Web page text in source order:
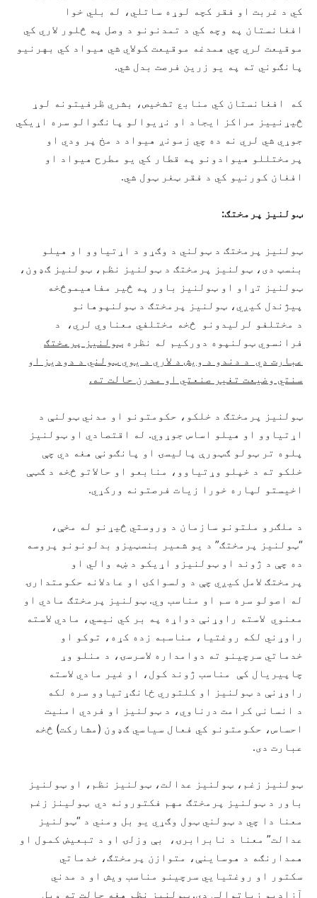
کي د غربت او فقر کچه لوړه ساتلي، له بلي خوا
افغانستان په وچه کي د تمدنونو د وصل په څلور لاري کي
موقیعت لري چي همدغه موقیعت کولاي شي هیواد کي بهرنیو
پانګوني ته په یو زرین فرصت بدل شي.
که افغانستان کي منابع تشخیص، بشري ظرفیتونه لوړ
څیړنییز مراکز ایجاد او نړیوالو پانګوالو سره اړیکي
جوړي شي لري نه ده چي زمونږ هیواد د مخ پر ودي او
پرمختللو هیوادونو په قطار کي یو مطرح هیواد او
افغان کورنیو کي د فقر ټغر ټول شي.
ټولنیز پرمختګ:
ټولنیز پرمختګ د ټولني د وګړو د اړتیاوو او هیلو
بنسټ دی، ټولنیز پرمختګ د ټولنیز نظم، ټولنیز ګډون،
ټولنیز تړاو او ټولنیز باور په څیر مفاهیموڅخه
پیژندل کیږي، ټولنیز پرمختګ د ټولنپوهانو
د مختلفو لرلیدونو څخه مختلفي معناوي لري، د
فرانسوي ټولنپوه دورکیم له نظره ټولنیز پرمختګ
عبارت دي د دندو د ویش د لاري د یوي ټولني د دودیز او
سنتي وضیعت تغیر صنعتي او مدرن حالت ته.
ټولنیز پرمختګ د خلکو، حکومتونو او مدني ټولنې د
اړتیاوو او هیلو اساس جوړوي. له اقتصادي او ټولنیز
پلوه تر ټولو ګټورې پالیسۍ او پانګونې هغه دي چې
خلکو ته د خپلو وړتیاوو، منابعو او حالاتو څخه د ګټې
اخیستو لپاره خورا زیات فرصتونه ورکړي.
د ملګرو ملتونو سازمان د وروستي څیړنو له مخې،
“ټولنیز پرمختګ” د یو شمیر بنسټیزو بدلونونو پروسه
ده چې د ژوند او ټولنیزو اړیکو د ښه والي او
پرمختګ لامل کیږي چې د ولسواکۍ او عادلانه حکومتدارۍ
له اصولو سره سم او مناسب وي. ټولنیز پرمختګ مادي او
معنوي لاسته راوړنې دواړه په بر کي نیسي، مادي لاسته
راوړني لکه روغتیا، مناسبه زده کړه، توکو او
خدماتي سرچینو ته دوامداره لاسرسۍ، د منلو وړ
چاپیریال کې مناسب ژوند کول، او غیر مادي لاسته
راوړنې د ټولنیز او کلتوري ځانګړتیاوو سره لکه
د انسانی کرامت درناوي، د ټولنیز او فردي امنیت
احساس، حکومتونو کي فعال سیاسي ګډون (مشارکت) څخه
عبارت دی.
ټولنیز زغم، ټولنیز عدالت، ټولنیز نظم، او ټولنیز
باور د ټولنیز پرمختګ مهم فکتورونه دي ټولینز زغم
معنا دا چي د ټولني ټول وګړي یو بل ومني د “ټولنیز
عدالت” معنا د نابرابرۍ، بې وزلۍ او د تبعیض کمول او
همدارنګه د هوساینې، متوازن پرمختګ، خدماتي
سکتور او روغتیايي سرچینو مناسب ویش او د مدني
آزادیو زیاتوالی دی. ټولنیز نظم هغه حالت ته ویل